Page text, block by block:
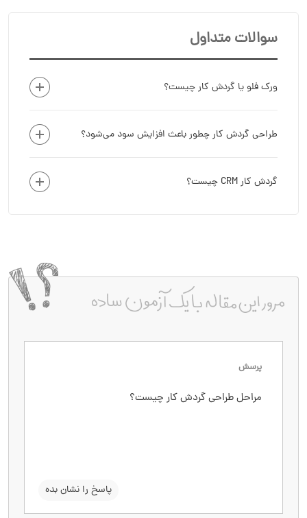
سوالات متداول
ورک فلو یا گردش کار چیست؟
طراحی گردش کار چطور باعث افزایش سود می‌شود؟
گردش کار CRM چیست؟
پرسش
مراحل طراحی گردش کار چیست؟
پاسخ را نشان بده
مشخص کردن آغاز و پایان فرآیند